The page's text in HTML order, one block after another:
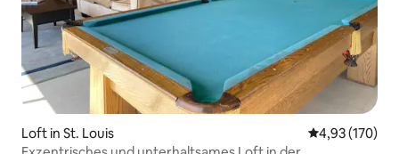
Loft in St. Louis
4,93 (170)